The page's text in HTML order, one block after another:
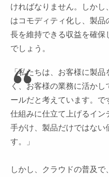
ければなりません。しか
はコモディティ化し、製
長を維持できる収益を確保
でしょう。
「私たちは、お客様に製
く、お客様の業務に活か
ールだと考えています。で
仕組みに仕立て上げるイン
手がけ、製品だけではない
す。」
しかし、クラウドの普及